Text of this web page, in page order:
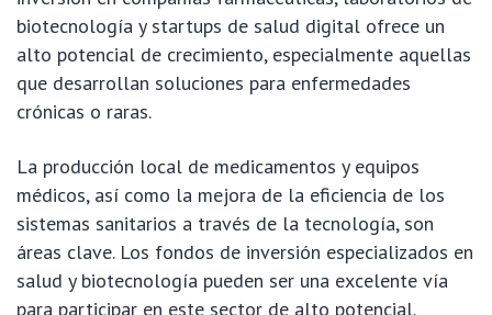
biotecnología y startups de salud digital ofrece un
alto potencial de crecimiento, especialmente aquellas
que desarrollan soluciones para enfermedades
crónicas o raras.
La producción local de medicamentos y equipos
médicos, así como la mejora de la eficiencia de los
sistemas sanitarios a través de la tecnología, son
áreas clave. Los fondos de inversión especializados en
salud y biotecnología pueden ser una excelente vía
para participar en este sector de alto potencial.